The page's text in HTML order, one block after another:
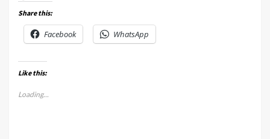
Share this:
Facebook WhatsApp
Like this:
Loading...